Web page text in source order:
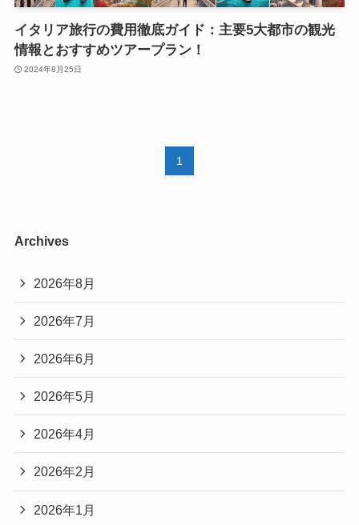
イタリア旅行の費用徹底ガイド：主要5大都市の観光
情報とおすすめツアープラン！
2024年8月25日
1
Archives
2026年8月
2026年7月
2026年6月
2026年5月
2026年4月
2026年2月
2026年1月